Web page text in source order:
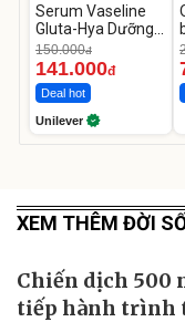
Serum Vaseline
Gluta-Hya Dưỡng
Da Sáng Mịn Sau 7
Ngày
150.000đ
141.000đ
Deal hot
Unilever
XEM THÊM ĐỜI
Chiến dịch 500
tiếp hành trình